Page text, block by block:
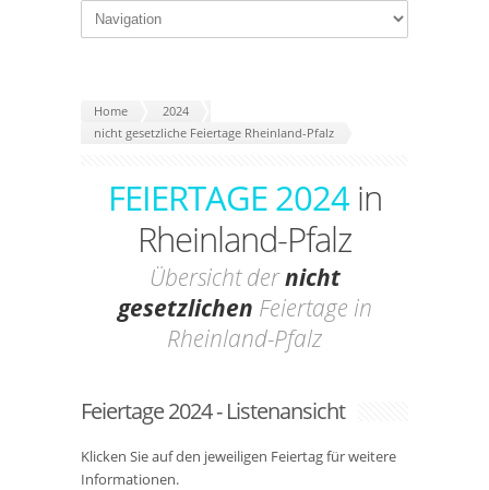
Home
2024
nicht gesetzliche Feiertage Rheinland-Pfalz
FEIERTAGE 2024in
Rheinland-Pfalz
Übersicht dernicht
gesetzlichen Feiertage in
Rheinland-Pfalz
Feiertage 2024 - Listenansicht
Klicken Sie auf den jeweiligen Feiertag für weitere
Informationen.